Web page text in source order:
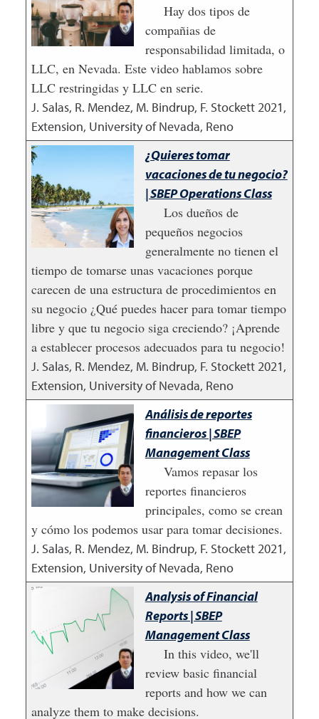
Hay dos tipos de
compañias de
responsabilidad limitada, o
LLC, en Nevada. Este video hablamos sobre
LLC restringidas y LLC en serie.
J. Salas, R. Mendez, M. Bindrup, F. Stockett2021,
Extension, University of Nevada, Reno
¿Quieres tomar
vacaciones de tu negocio?
| SBEP Operations Class
Los dueños de
pequeños negocios
generalmente no tienen el
tiempo de tomarse unas vacaciones porque
carecen de una estructura de procedimientos en
su negocio ¿Qué puedes hacer para tomar tiempo
libre y que tu negocio siga creciendo? ¡Aprende
a establecer procesos adecuados para tu negocio!
J. Salas, R. Mendez, M. Bindrup, F. Stockett2021,
Extension, University of Nevada, Reno
Análisis de reportes
financieros | SBEP
Management Class
Vamos repasar los
reportes financieros
principales, como se crean
y cómo los podemos usar para tomar decisiones.
J. Salas, R. Mendez, M. Bindrup, F. Stockett2021,
Extension, University of Nevada, Reno
Analysis of Financial
Reports | SBEP
Management Class
In this video, we'll
review basic financial
reports and how we can
analyze them to make decisions.